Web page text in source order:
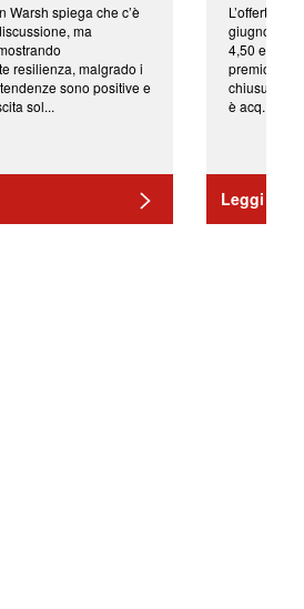
Warsh spiega che c’è
ma
resilienza, malgrado i
sono positive e
sol...
L’offerta
giugno da
4,50 euro
premio di
chiusura
è acq...
Leggi di